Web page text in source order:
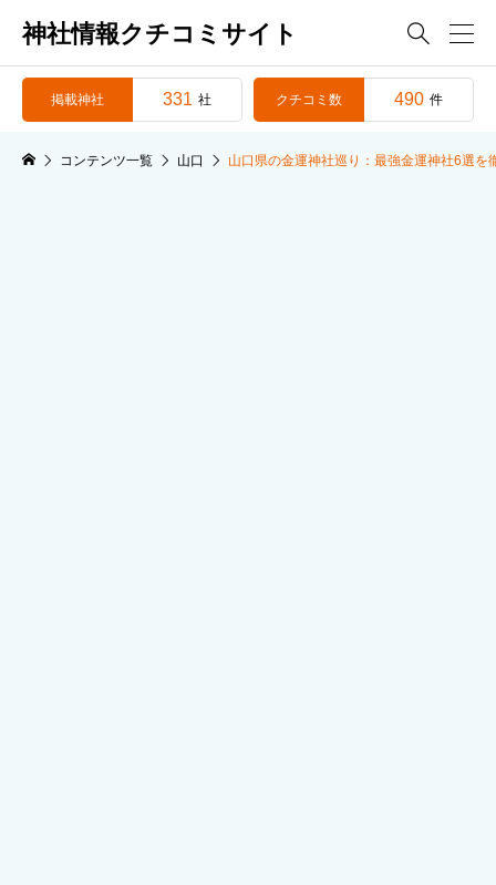
神社情報クチコミサイト 
掲載神社 331 社 クチコミ数 490 件
コンテンツ一覧 山口 山口県の金運神社巡り：最強金運神社6選を